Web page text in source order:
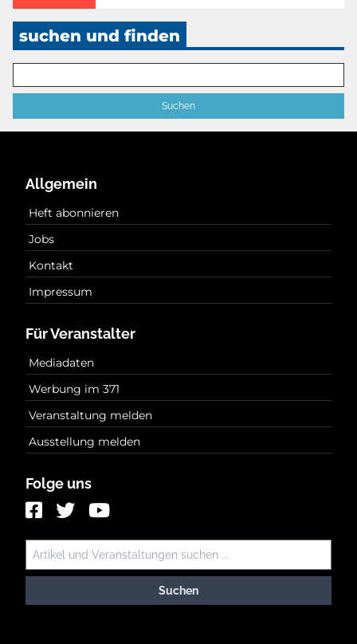
suchen und finden
Allgemein
Heft abonnieren
Jobs
Kontakt
Impressum
Für Veranstalter
Mediadaten
Werbung im 371
Veranstaltung melden
Ausstellung melden
Folge uns